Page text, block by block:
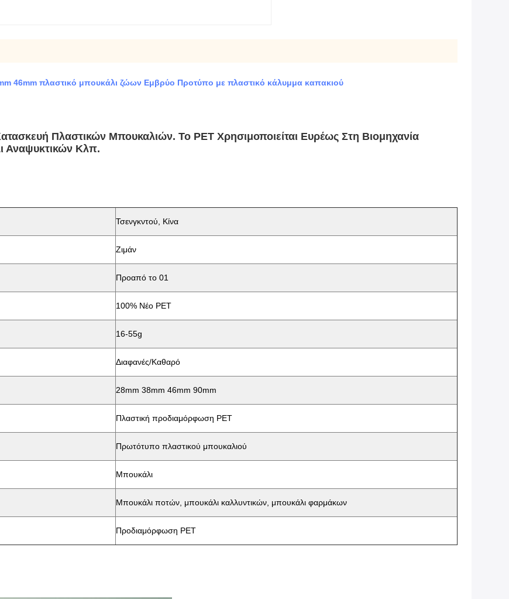
46mm πλαστικό μπουκάλι ζώων Εμβρύο Προτύπο με πλαστικό κάλυμμα καπακιού
Πλαστικών Μπουκαλιών. Το PET Χρησιμοποιείται Ευρέως Στη Βιομηχανία
Αναψυκτικών Κλπ.
Τσενγκντού, Κίνα
Ζιμάν
Προαπό το 01
100% Νέο PET
16-55g
Διαφανές/Καθαρό
28mm 38mm 46mm 90mm
Πλαστική προδιαμόρφωση PET
Πρωτότυπο πλαστικού μπουκαλιού
Μπουκάλι
Μπουκάλι ποτών, μπουκάλι καλλυντικών, μπουκάλι φαρμάκων
Προδιαμόρφωση PET